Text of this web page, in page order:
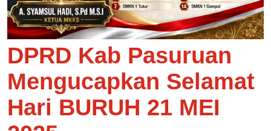
DPRD Kab Pasuruan
Mengucapkan Selamat
Hari BURUH 21 MEI